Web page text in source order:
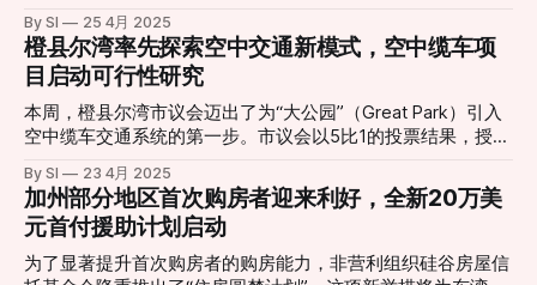
艇转让给他们，声称这是“资产保护”措施。当受害人意识到自
己被骗并报警时，房产和游艇已被转售，资金难以追回。 警
方表示，这起案件是近年来针对老年人的诈骗案件中最严重的
一起，诈骗分子利用受害人对执法机构的信任和对技术的陌
生，实施了精心策划的骗局。
一步拓展美国市场的重要一步。 新店选址于Great Park的The
Canopy商业中心，营业面积约3.4万平方英尺，预计将为当地
创造180个就业机会。T&T将为尔湾及周边居民带来丰富的亚
洲食品选择，包括新鲜农产品、特色熟食、现烤面包及亚洲流
行零食等。门店还将设有自助热食区、寿司吧、烧腊档及街头
婷表示：“自我们宣布进军美国市场以来，来自全美各地的顾
客反馈热烈，而尔湾一直是呼声最高的城市之一。我们期待为
尔湾社区带来独特的购物体验，让更多家庭通过美食连接彼
此，探索亚洲传统与创新的美味。” 据悉，T&T尔湾店将成为
Great Park社区新兴商业地标，服务于日益增长的人口与每年
By SI 25 4月 2025
橙县尔湾率先探索空中交通新模式，空中缆车项
目启动可行性研究
本周，橙县尔湾市议会迈出了为“大公园”（Great Park）引入
空中缆车交通系统的第一步。市议会以5比1的投票结果，授权
1300英亩的大公园内建设缆车式公共交通系统的可行性。这
一举措有望让市民和游客在园区内出行更加便捷，并享受独特
的空中视角。 项目概况与初步方案 根据初步提案，Swyft
Cities将为欧文市提供为期一年的试点项目，价值约1000万美
元，包括设备和服务。试点期间将部署8辆缆车，连接游客中
By SI 23 4月 2025
加州部分地区首次购房者迎来利好，全新20万美
元首付援助计划启动
为了显著提升首次购房者的购房能力，非营利组织硅谷房屋信